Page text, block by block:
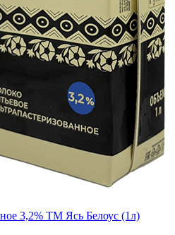
3,2% ТМ Ясь Белоус (1л)